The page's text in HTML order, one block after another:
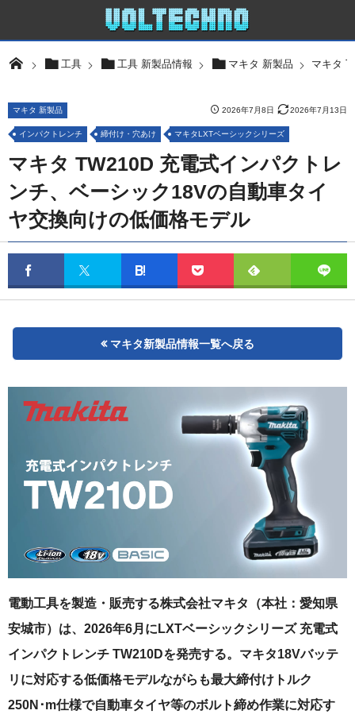
工具 工具 新製品情報 マキタ 新製品 マキタ
2026年7月8日 2026年7月13日
マキタ 新製品
インパクトレンチ 締付け・穴あけ マキタLXTベーシックシリーズ
マキタ TW210D 充電式インパクトレ
ンチ、ベーシック18Vの自動車タイ
ヤ交換向けの低価格モデル
マキタ新製品情報一覧へ戻る
電動工具を製造・販売する株式会社マキタ（本社：愛知県
安城市）は、2026年6月にLXTベーシックシリーズ 充電式
インパクトレンチ TW210Dを発売する。マキタ18Vバッテ
リに対応する低価格モデルながらも最大締付けトルク
250N･m仕様で自動車タイヤ等のボルト締め作業に対応す